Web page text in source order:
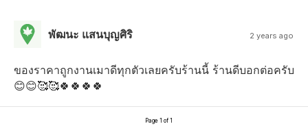
พัฒนะ แสนบุญศิริ 2 years ago
ของราคาถูกงานเมาดีทุกตัวเลยครับร้านนี้ ร้านดีบอกต่อครับ
😊😊🥰🥰🍀🍀🍀🍀
Page 1 of 1